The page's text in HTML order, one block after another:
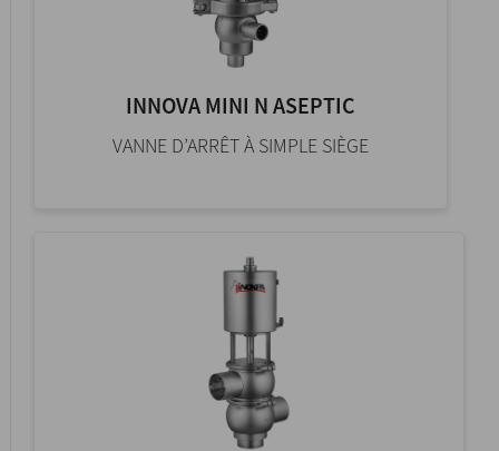
INNOVA MINI N ASEPTIC
VANNE D’ARRÊT À SIMPLE SIÈGE